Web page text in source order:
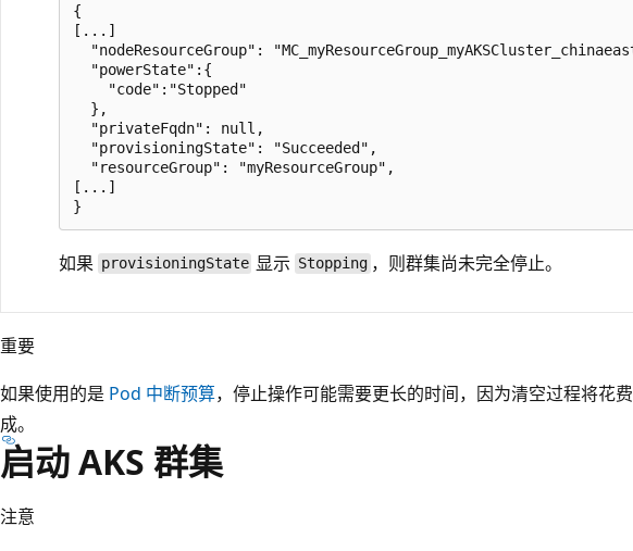
{
[...]
"nodeResourceGroup":
  "powerState":{
    "code":"Stopped"
  },
  "privateFqdn": null,
  "provisioningState": "Succeeded",
  "resourceGroup": "myResourceGroup",
[...]
如果 provisioningState 显示 Stopping ，则群集尚未完全停止。
重要
如果使用的是 Pod 中断预算，停止操作可能需要更长的时间，因为清空过程将花
成。
启动 AKS 群集
注意